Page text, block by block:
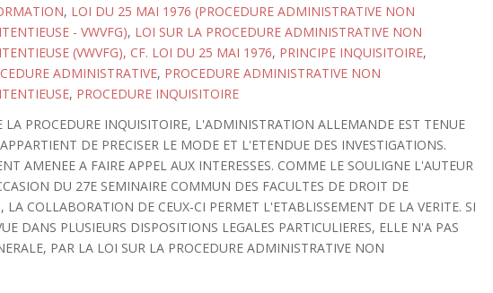
, LOI DU 25 MAI 1976 (PROCEDURE ADMINISTRATIVE NON
- VWVFG), LOI SUR LA PROCEDURE ADMINISTRATIVE NON
(VWVFG), CF. LOI DU 25 MAI 1976, PRINCIPE INQUISITOIRE,
ADMINISTRATIVE, PROCEDURE ADMINISTRATIVE NON
, PROCEDURE INQUISITOIRE
PROCEDURE INQUISITOIRE, L'ADMINISTRATION ALLEMANDE EST TENUE
DE PRECISER LE MODE ET L'ETENDUE DES INVESTIGATIONS.
AMENEE A FAIRE APPEL AUX INTERESSES. COMME LE SOULIGNE L'AUTEUR
DU 27E SEMINAIRE COMMUN DES FACULTES DE DROIT DE
COLLABORATION DE CEUX-CI PERMET L'ETABLISSEMENT DE LA VERITE. SI
DANS PLUSIEURS DISPOSITIONS LEGALES PARTICULIERES, ELLE N'A PAS
PAR LA LOI SUR LA PROCEDURE ADMINISTRATIVE NON